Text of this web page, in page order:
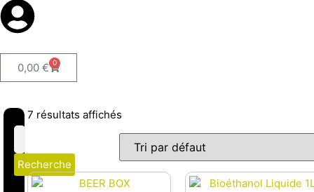
0,00 € 0
Recherche
7 résultats affichés